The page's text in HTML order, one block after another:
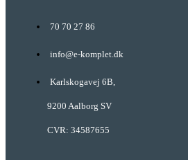
70 70 27 86
info@e-komplet.dk
Karlskogavej 6B,
9200 Aalborg SV
CVR: 34587655